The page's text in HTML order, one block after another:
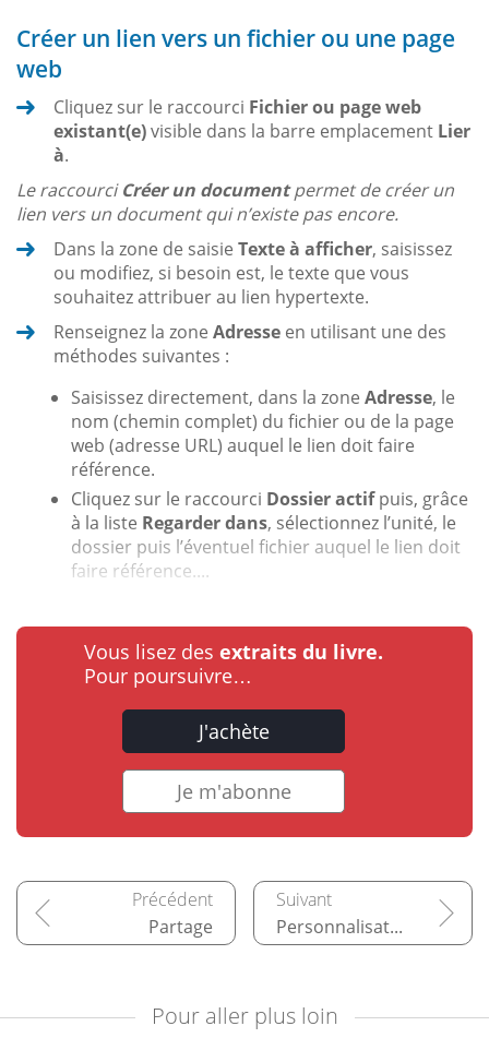
Créer un lien vers un fichier ou une page
web
Cliquez sur le raccourci Fichier ou page web
existant(e)visible dans la barre emplacement Lier
à.
Le raccourciCréer un documentpermet de créer un
lien vers un document qui n’existe pas encore.
Dans la zone de saisie Texte à afficher, saisissez
ou modifiez, si besoin est, le texte que vous
souhaitez attribuer au lien hypertexte.
Renseignez la zone Adresse en utilisant une des
méthodes suivantes :
Saisissez directement, dans la zone Adresse, le
nom (chemin complet) du fichier ou de la page
web (adresse URL) auquel le lien doit faire
référence.
Cliquez sur le raccourci Dossier actifpuis, grâce
à la liste Regarder dans, sélectionnez l’unité, le
dossier puis l’éventuel fichier auquel le lien doit
faire référence....
Vous lisez des extraits du livre.
Pour poursuivre…
J'achète
Je m'abonne
Partage Personnalisation de l’interface
Pour aller plus loin